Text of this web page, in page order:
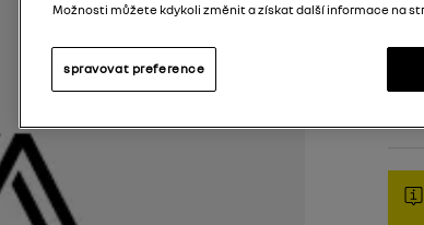
Možnosti můžete kdykoli změnit a získat další informace na
spravovat preference